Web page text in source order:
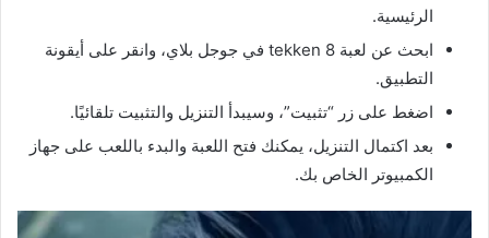
الرئيسية.
ابحث عن لعبة tekken 8 في جوجل بلاي، وانقر على أيقونة
التطبيق.
اضغط على زر “تثبيت”، وسيبدأ التنزيل والتثبيت تلقائيًا.
بعد اكتمال التنزيل، يمكنك فتح اللعبة والبدء باللعب على جهاز
الكمبيوتر الخاص بك.